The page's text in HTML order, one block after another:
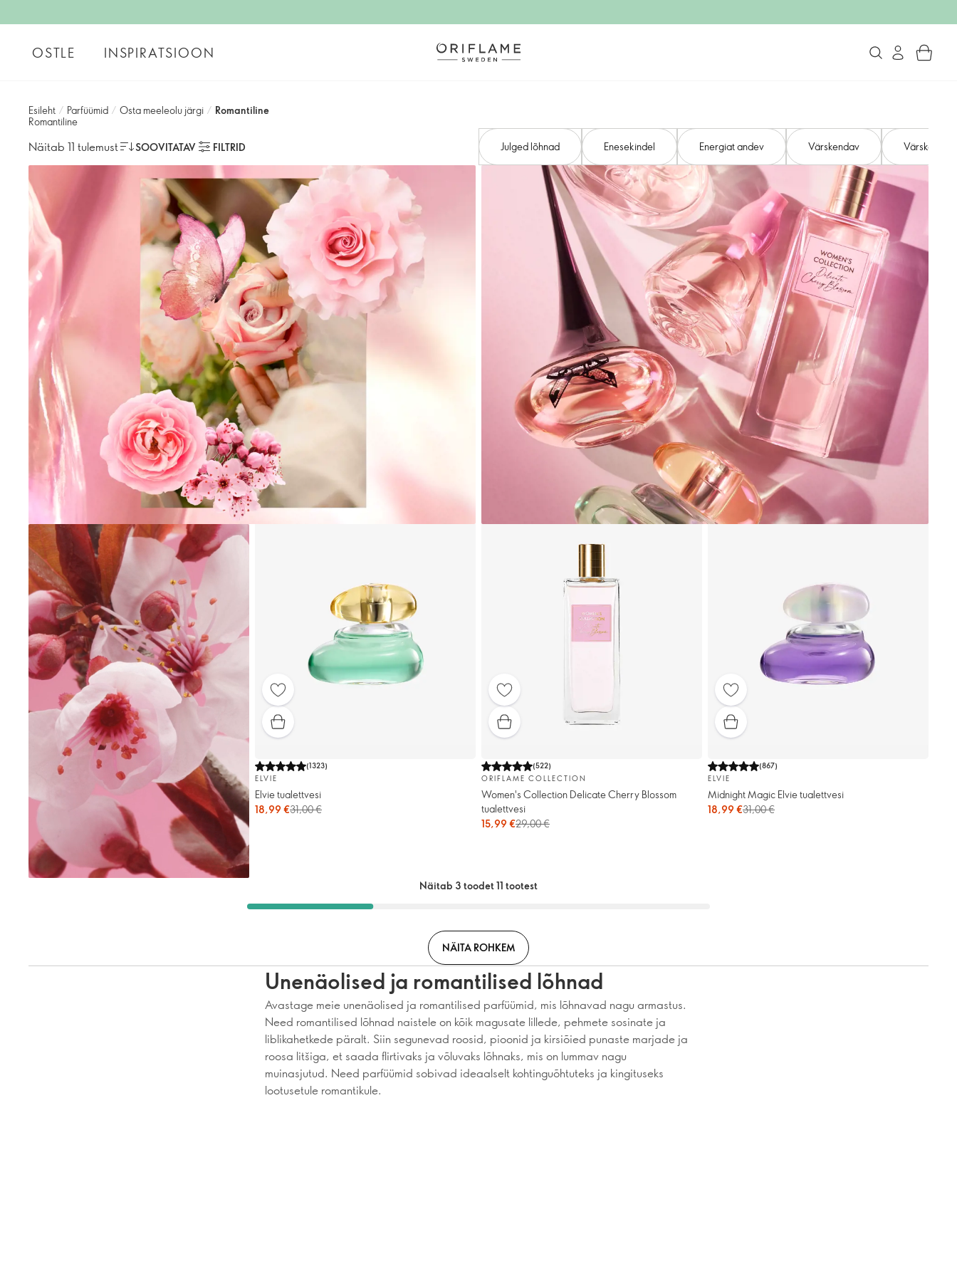
OSTLE INSPIRATSIOON
Esileht / Parfüümid / Osta meeleolu järgi / Romantiline
Romantiline
Näitab 11 tulemust SOOVITATAV FILTRID Julged lõhnad Enesekindel Energiat andev Värskendav Värskendav
(1323)
ELVIE
Elvie tualettvesi
18,99 €31,00 €
(522)
ORIFLAME COLLECTION
Women's Collection Delicate Cherry Blossom
tualettvesi
15,99 €29,00 €
(867)
ELVIE
Midnight Magic Elvie tualettvesi
18,99 €31,00 €
Näitab 3 toodet 11 tootest
NÄITA ROHKEM
Unenäolised ja romantilised lõhnad
Avastage meie unenäolised ja romantilised parfüümid, mis lõhnavad nagu armastus.
Need romantilised lõhnad naistele on kõik magusate lillede, pehmete sosinate ja
liblikahetkede päralt. Siin segunevad roosid, pioonid ja kirsiõied punaste marjade ja
roosa litšiga, et saada flirtivaks ja võluvaks lõhnaks, mis on lummav nagu
muinasjutud. Need parfüümid sobivad ideaalselt kohtinguõhtuteks ja kingituseks
lootusetule romantikule.